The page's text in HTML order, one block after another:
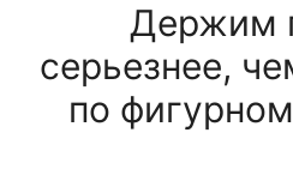
Держим
серьезнее,
по